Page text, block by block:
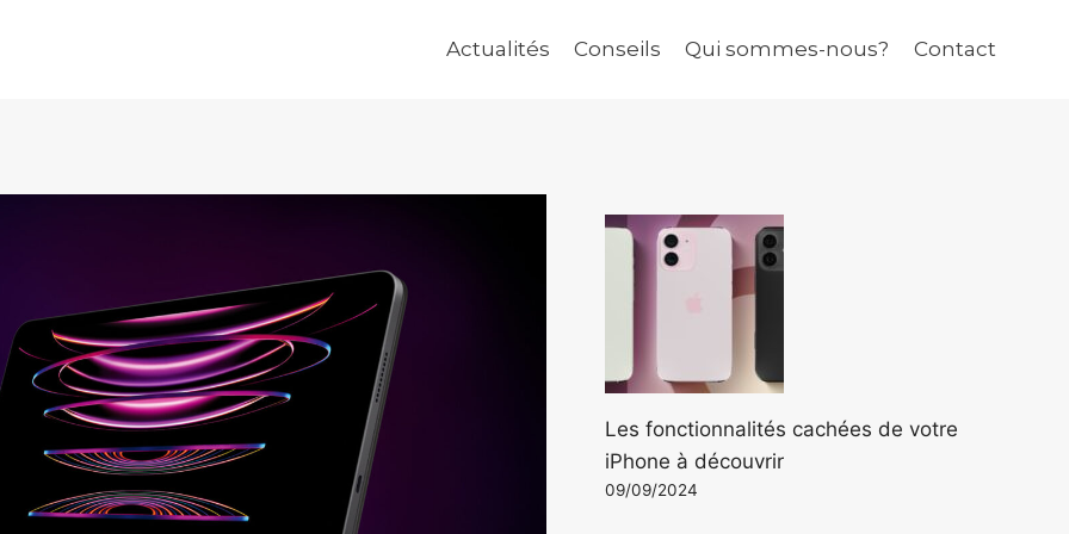
Actualités Conseils Qui sommes-nous? Contact
Les fonctionnalités cachées de votre
iPhone à découvrir
09/09/2024